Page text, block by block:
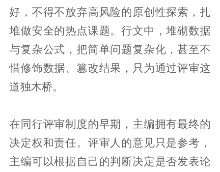
好，不得不放弃高风险的原创性探索，扎
堆做安全的热点课题。行文中，堆砌数据
与复杂公式，把简单问题复杂化，甚至不
惜修饰数据、篡改结果，只为通过评审这
道独木桥。
在同行评审制度的早期，主编拥有最终的
决定权和责任。评审人的意见只是参考，
主编可以根据自己的判断决定是否发表论